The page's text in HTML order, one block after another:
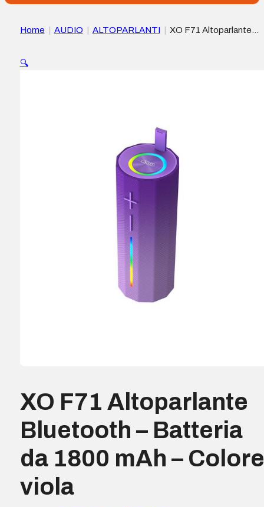
Home AUDIO ALTOPARLANTI
XO F71 Altoparlante
🔍
XO F71 Altoparlante
Bluetooth – Batteria
da 1800 mAh – Colore
viola